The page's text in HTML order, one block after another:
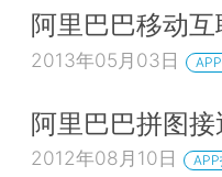
阿里巴巴移动
2013年05月03日
阿里巴巴拼图
2012年08月10日